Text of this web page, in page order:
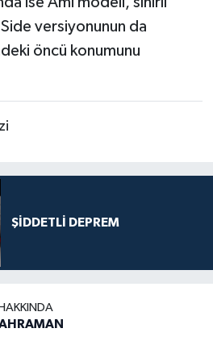
versiyonunun da
öncü konumunu
ŞİDDETLİ DEPREM